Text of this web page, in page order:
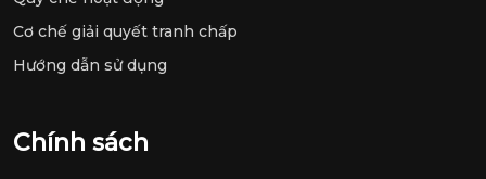
Cơ chế giải quyết tranh chấp
Hướng dẫn sử dụng
Chính sách